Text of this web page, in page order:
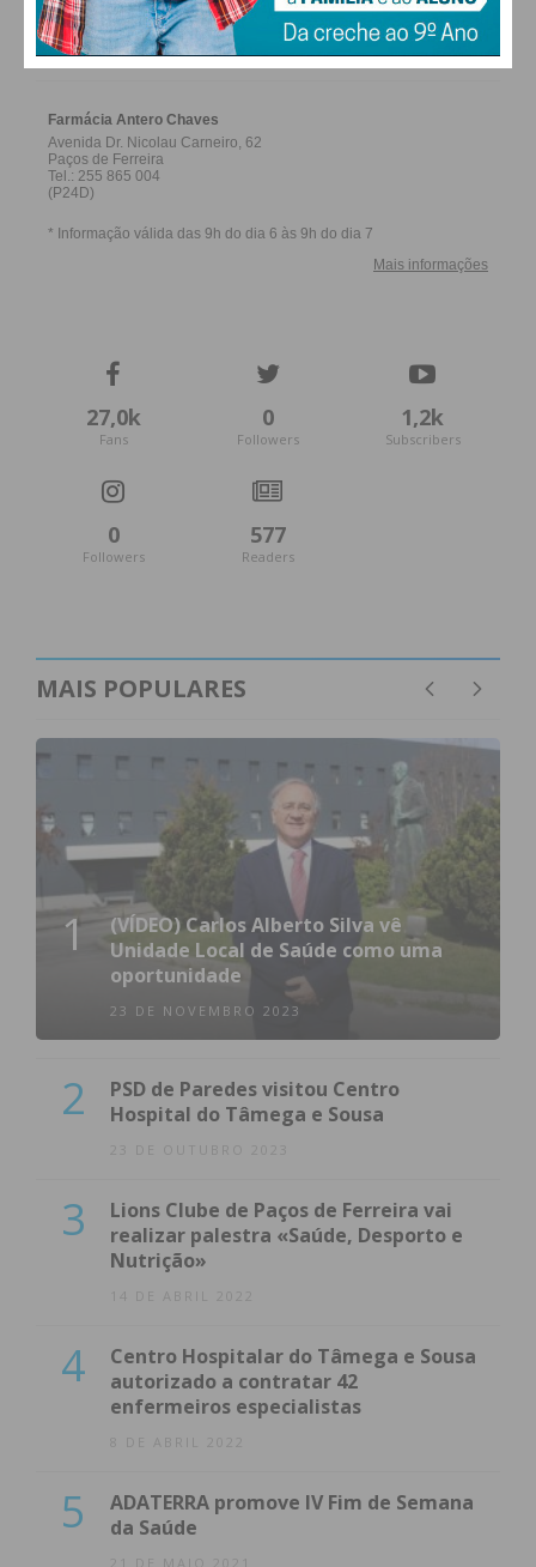
FARMACIAS DE SERVIÇO EM PAÇOS DE
FERREIRA
27,0k
Fans
0
Followers
1,2k
Subscribers
0
Followers
577
Readers
MAIS POPULARES
1
(VÍDEO) Carlos Alberto Silva vê
Unidade Local de Saúde como uma
oportunidade
23 DE NOVEMBRO 2023
2
PSD de Paredes visitou Centro
Hospital do Tâmega e Sousa
23 DE OUTUBRO 2023
3
Lions Clube de Paços de Ferreira vai
realizar palestra «Saúde, Desporto e
Nutrição»
14 DE ABRIL 2022
4
Centro Hospitalar do Tâmega e Sousa
autorizado a contratar 42
enfermeiros especialistas
8 DE ABRIL 2022
5
ADATERRA promove IV Fim de Semana
da Saúde
21 DE MAIO 2021